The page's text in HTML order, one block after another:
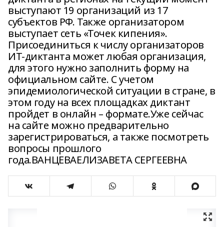
выступают 19 организаций из 17
субъектов РФ. Также организатором
выступает сеть «Точек кипения».
Присоединиться к числу организаторов
ИТ-диктанта может любая организация,
для этого нужно заполнить форму на
официальном сайте. С учетом
эпидемиологической ситуации в стране, в
этом году на всех площадках диктант
пройдет в онлайн – формате.Уже сейчас
на сайте можно предварительно
зарегистрироваться, а также посмотреть
вопросы прошлого
года.ВАНЦЕВАЕЛИЗАВЕТА СЕРГЕЕВНА